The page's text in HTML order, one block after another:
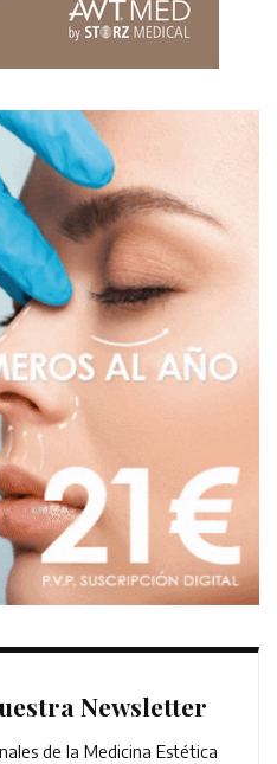
Newsletter
de la Medicina Estética